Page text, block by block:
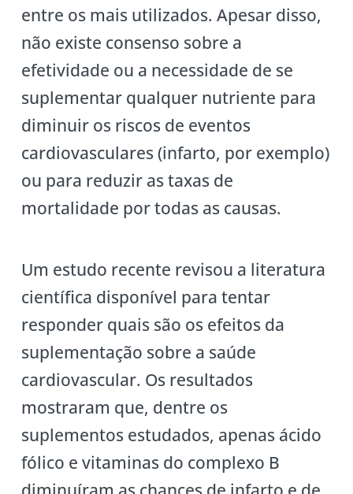
entre os mais utilizados. Apesar disso,
não existe consenso sobre a
efetividade ou a necessidade de se
suplementar qualquer nutriente para
diminuir os riscos de eventos
cardiovasculares (infarto, por exemplo)
ou para reduzir as taxas de
mortalidade por todas as causas.
Um estudo recente revisou a literatura
científica disponível para tentar
responder quais são os efeitos da
suplementação sobre a saúde
cardiovascular. Os resultados
mostraram que, dentre os
suplementos estudados, apenas ácido
fólico e vitaminas do complexo B